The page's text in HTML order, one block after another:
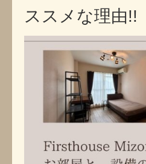
ススメな理由!!